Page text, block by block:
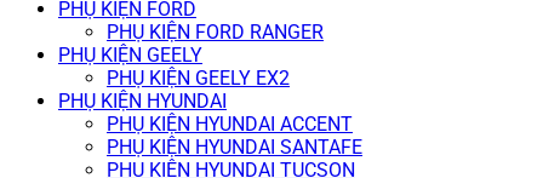
PHỤ KIỆN FORD
PHỤ KIỆN FORD RANGER
PHỤ KIỆN GEELY
PHỤ KIỆN GEELY EX2
PHỤ KIỆN HYUNDAI
PHỤ KIỆN HYUNDAI ACCENT
PHỤ KIỆN HYUNDAI SANTAFE
PHỤ KIỆN HYUNDAI TUCSON